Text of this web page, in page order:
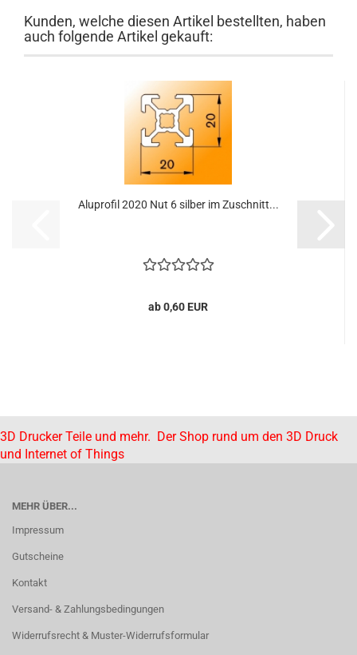
Kunden, welche diesen Artikel bestellten, haben
auch folgende Artikel gekauft:
Aluprofil 2020 Nut 6 silber im Zuschnitt...
ab 0,60 EUR
3D Drucker Teile und mehr. Der Shop rund um den 3D Druck
und Internet of Things
MEHR ÜBER...
Impressum
Gutscheine
Kontakt
Versand- & Zahlungsbedingungen
Widerrufsrecht & Muster-Widerrufsformular